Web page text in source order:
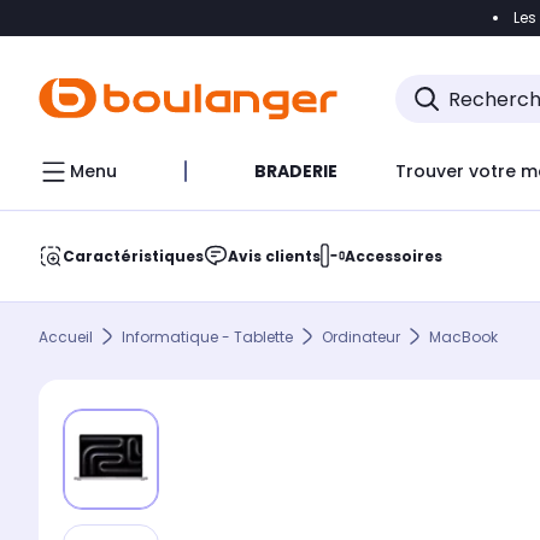
Accéder
Menu BRADERIE Trouver votre
Caractéristiques Avis clients Accessoires
Accueil Informatique - Tablette Ordinateur MacBook